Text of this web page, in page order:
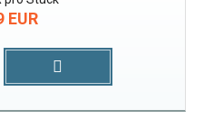
EUR